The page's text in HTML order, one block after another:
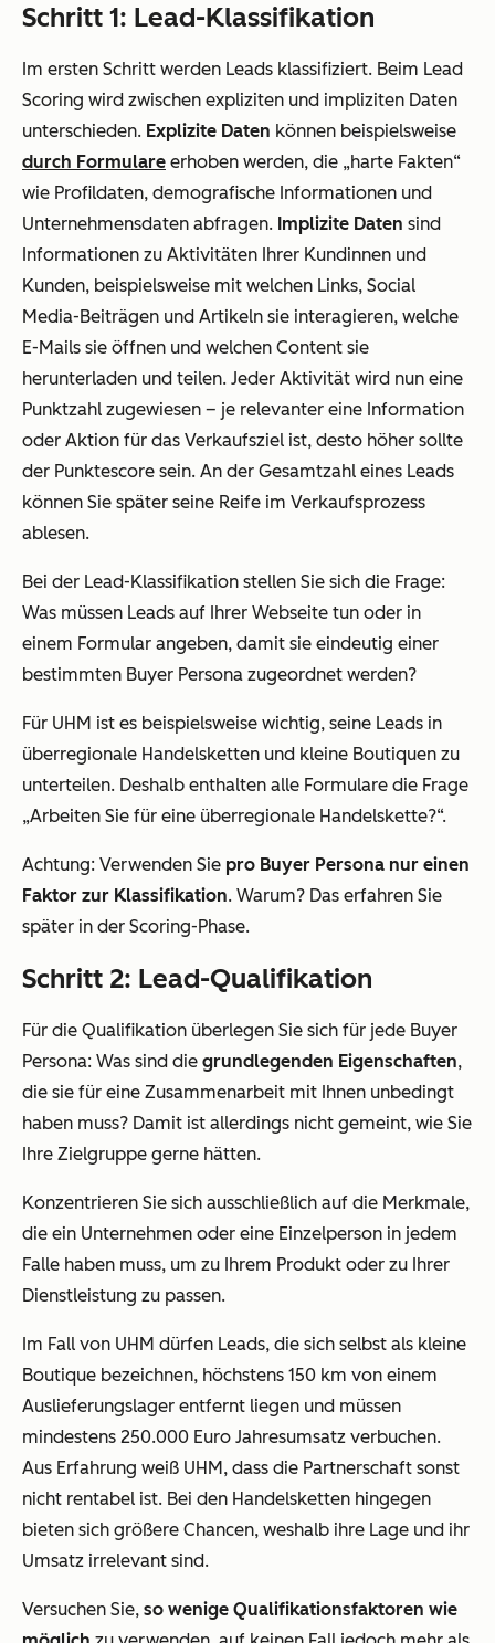
Schritt 1: Lead-Klassifikation
Im ersten Schritt werden Leads klassifiziert. Beim Lead
Scoring wird zwischen expliziten und impliziten Daten
unterschieden. Explizite Daten können beispielsweise
durch Formulare erhoben werden, die „harte Fakten“
wie Profildaten, demografische Informationen und
Unternehmensdaten abfragen. Implizite Daten sind
Informationen zu Aktivitäten Ihrer Kundinnen und
Kunden, beispielsweise mit welchen Links, Social
Media-Beiträgen und Artikeln sie interagieren, welche
E-Mails sie öffnen und welchen Content sie
herunterladen und teilen. Jeder Aktivität wird nun eine
Punktzahl zugewiesen – je relevanter eine Information
oder Aktion für das Verkaufsziel ist, desto höher sollte
der Punktescore sein. An der Gesamtzahl eines Leads
können Sie später seine Reife im Verkaufsprozess
ablesen.
Bei der Lead-Klassifikation stellen Sie sich die Frage:
Was müssen Leads auf Ihrer Webseite tun oder in
einem Formular angeben, damit sie eindeutig einer
bestimmten Buyer Persona zugeordnet werden?
Für UHM ist es beispielsweise wichtig, seine Leads in
überregionale Handelsketten und kleine Boutiquen zu
unterteilen. Deshalb enthalten alle Formulare die Frage
„Arbeiten Sie für eine überregionale Handelskette?“.
Achtung: Verwenden Sie pro Buyer Persona nur einen
Faktor zur Klassifikation. Warum? Das erfahren Sie
später in der Scoring-Phase.
Schritt 2: Lead-Qualifikation
Für die Qualifikation überlegen Sie sich für jede Buyer
Persona: Was sind die grundlegenden Eigenschaften,
die sie für eine Zusammenarbeit mit Ihnen unbedingt
haben muss? Damit ist allerdings nicht gemeint, wie Sie
Ihre Zielgruppe gerne hätten.
Konzentrieren Sie sich ausschließlich auf die Merkmale,
die ein Unternehmen oder eine Einzelperson in jedem
Falle haben muss, um zu Ihrem Produkt oder zu Ihrer
Dienstleistung zu passen.
Im Fall von UHM dürfen Leads, die sich selbst als kleine
Boutique bezeichnen, höchstens 150 km von einem
Auslieferungslager entfernt liegen und müssen
mindestens 250.000 Euro Jahresumsatz verbuchen.
Aus Erfahrung weiß UHM, dass die Partnerschaft sonst
nicht rentabel ist. Bei den Handelsketten hingegen
bieten sich größere Chancen, weshalb ihre Lage und ihr
Umsatz irrelevant sind.
Versuchen Sie, so wenige Qualifikationsfaktoren wie